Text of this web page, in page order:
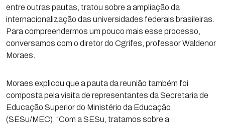
entre outras pautas, tratou sobre a ampliação da
internacionalização das universidades federais brasileiras.
Para compreendermos um pouco mais esse processo,
conversamos com o diretor do Cgrifes, professor Waldenor
Moraes.
Moraes explicou que a pauta da reunião também foi
composta pela visita de representantes da Secretaria de
Educação Superior do Ministério da Educação
(SESu/MEC). “Com a SESu, tratamos sobre a